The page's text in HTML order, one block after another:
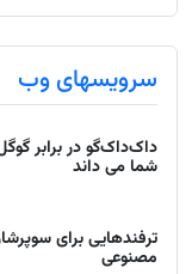
سرویسهای وب
داک‌داک‌گو در برابر
شما می داند
ترفندهایی برای
مصنوعی